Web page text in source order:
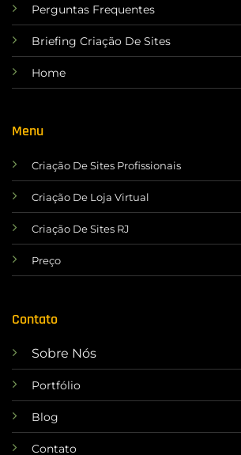
Perguntas Frequentes
Briefing Criação De Sites
Home
Menu
Criação De Sites Profissionais
Criação De Loja Virtual
Criação De Sites RJ
Preço
Contato
Sobre Nós
Portfólio
Blog
Contato